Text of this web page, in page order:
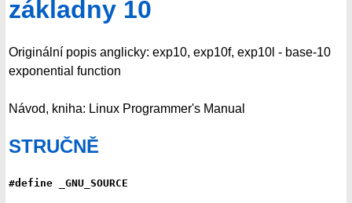
základny 10
Originální popis anglicky: exp10, exp10f, exp10l - base-10
exponential function
Návod, kniha: Linux Programmer's Manual
STRUČNĚ
#define _GNU_SOURCE